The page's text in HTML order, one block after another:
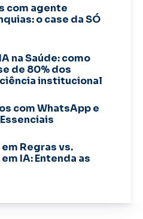
com agente
o case da SÓ
na Saúde: como
de 80% dos
institucional
com WhatsApp e
Regras vs.
IA: Entenda as